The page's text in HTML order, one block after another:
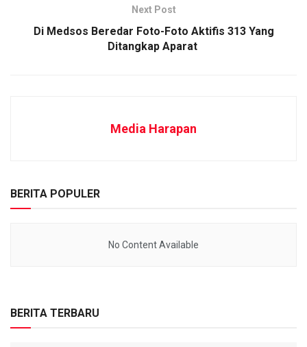
Next Post
Di Medsos Beredar Foto-Foto Aktifis 313 Yang
Ditangkap Aparat
Media Harapan
BERITA POPULER
No Content Available
BERITA TERBARU